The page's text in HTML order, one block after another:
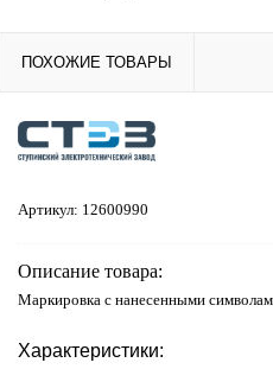
ПОХОЖИЕ ТОВАРЫ
Артикул: 12600990
Описание товара:
Маркировка с нанесенными
Характеристики: